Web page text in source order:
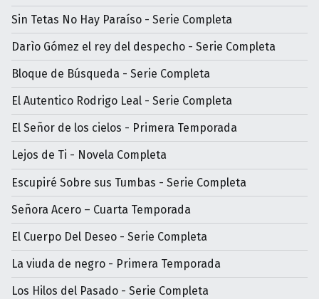
Sin Tetas No Hay Paraíso - Serie Completa
Darìo Gómez el rey del despecho - Serie Completa
Bloque de Búsqueda - Serie Completa
El Autentico Rodrigo Leal - Serie Completa
El Señor de los cielos - Primera Temporada
Lejos de Ti - Novela Completa
Escupiré Sobre sus Tumbas - Serie Completa
Señora Acero – Cuarta Temporada
El Cuerpo Del Deseo - Serie Completa
La viuda de negro - Primera Temporada
Los Hilos del Pasado - Serie Completa